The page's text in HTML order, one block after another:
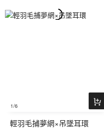
1/6
輕羽毛捕夢網×吊墜耳環